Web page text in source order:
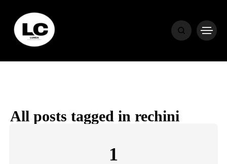
All posts tagged in rechini
1
HOME
HOROSCOP